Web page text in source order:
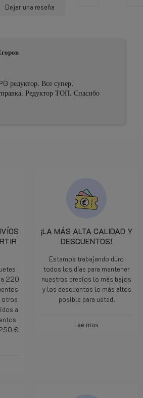
Dejar una reseña
редуктор. Все супер!
Редуктор ТОП. Спасибо
a 220
otros
a
€
¡LA MÁS ALTA CALIDAD Y
DESCUENTOS!
Estamos trabajando duro
todos los días para mantener
nuestros precios lo más bajos
y los descuentos lo más altos
posible para usted.
Lee mas